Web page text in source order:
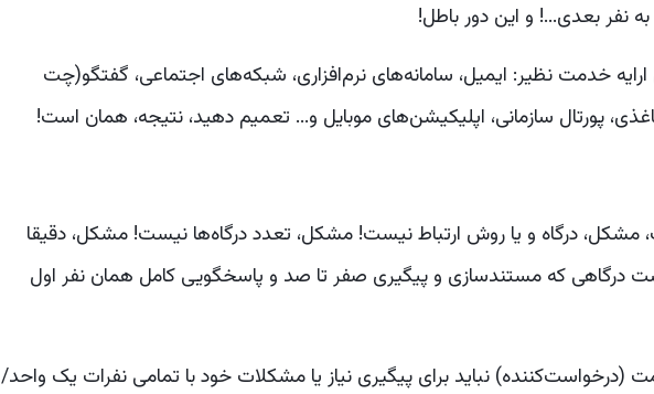
نفر بعدی...! و این دور باطل!
خدمت نظیر: ایمیل، سامانه‌های نرم‌افزاری، شبکه‌های اجتماعی، گفتگو(چت
کاغذی، پورتال سازمانی، اپلیکیشن‌های موبایل و... تعمیم دهید، نتیجه، همان است!
درگاه و یا روش ارتباط نیست! مشکل، تعدد درگاه‌ها نیست! مشکل، دقیقا
درگاهی که مستندسازی و پیگیری صفر تا صد و پاسخگویی کامل همان نفر اول
نباید برای پیگیری نیاز یا مشکلات خود با تمامی نفرات یک واحد/